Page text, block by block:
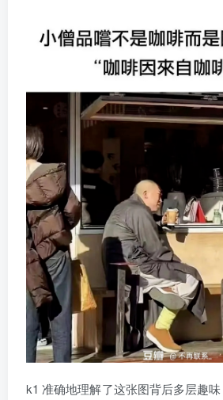
k1 准确地理解了这张图背后多层趣